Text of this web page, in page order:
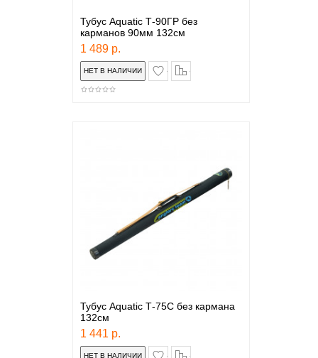
Тубус Aquatic Т-90ГР без
карманов 90мм 132см
1 489 р.
в закладки
Тубус Aquatic Т-75С без кармана
132см
1 441 р.
в закладки